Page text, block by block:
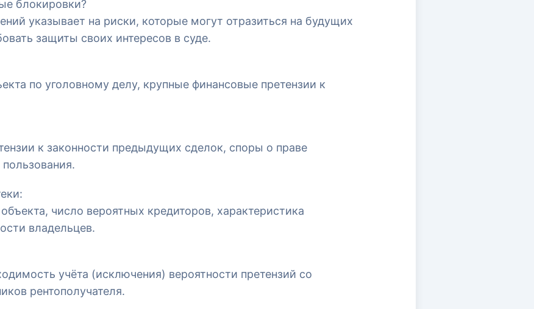
блокировки?
указывает на риски, которые могут отразиться на будущих
защиты своих интересов в суде.
по уголовному делу, крупные финансовые претензии к
к законности предыдущих сделок, споры о праве
число вероятных кредиторов, характеристика
владельцев.
учёта (исключения) вероятности претензий со
рентополучателя.